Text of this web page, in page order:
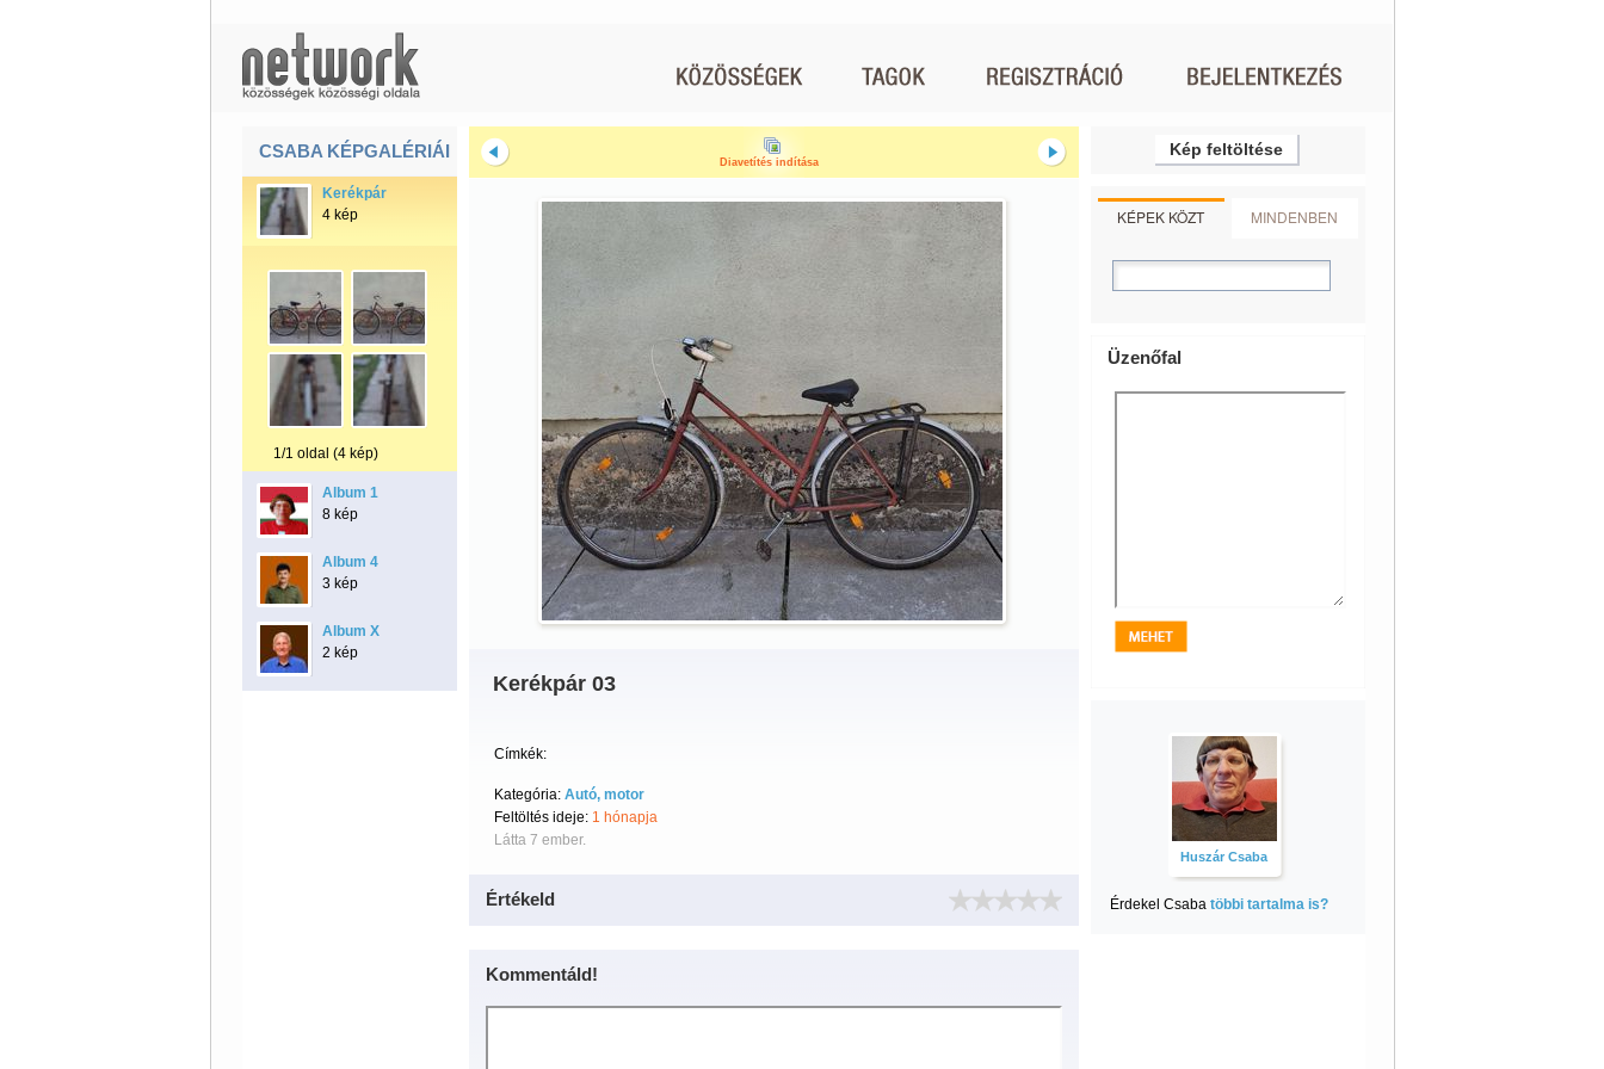
CSABA KÉPGALÉRIÁI
Kerékpár
4 kép
1/1 oldal (4 kép)
Album 1
8 kép
Album 4
3 kép
Album X
2 kép
Diavetítés indítása
Kerékpár 03
Címkék:
Kategória: Autó, motor
Feltöltés ideje: 1 hónapja
Látta 7 ember.
Értékeld
Kommentáld!
Kép feltöltése
KÉPEK KÖZT MINDENBEN
Üzenőfal
Huszár Csaba
Érdekel Csaba többi tartalma is?